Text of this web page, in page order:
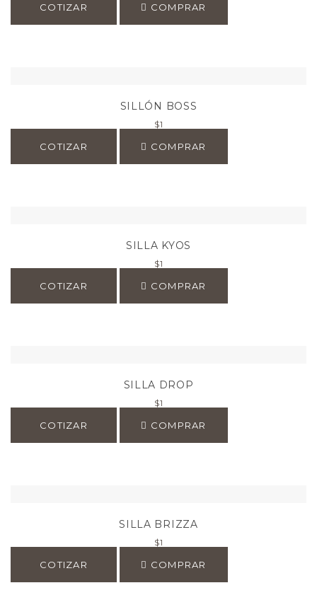
COTIZAR COMPRAR
SILLÓN BOSS
$1
COTIZAR COMPRAR
SILLA KYOS
$1
COTIZAR COMPRAR
SILLA DROP
$1
COTIZAR COMPRAR
SILLA BRIZZA
$1
COTIZAR COMPRAR